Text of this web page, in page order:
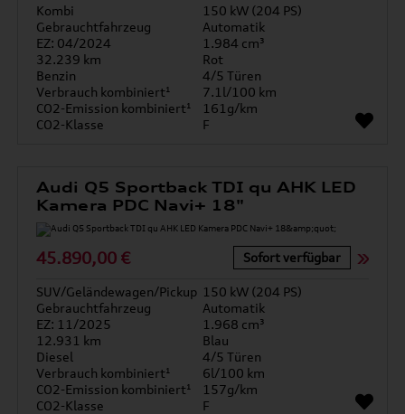
Kombi
150 kW (204 PS)
Gebrauchtfahrzeug
Automatik
EZ: 04/2024
1.984 cm³
32.239 km
Rot
Benzin
4/5 Türen
Verbrauch kombiniert¹
7.1l/100 km
CO2-Emission kombiniert¹
161g/km
CO2-Klasse
F
Audi Q5 Sportback TDI qu AHK LED
Kamera PDC Navi+ 18"
45.890,00 € Sofort verfügbar
SUV/Geländewagen/Pickup 150 kW (204 PS)
Gebrauchtfahrzeug
Automatik
EZ: 11/2025
1.968 cm³
12.931 km
Blau
Diesel
4/5 Türen
Verbrauch kombiniert¹
6l/100 km
CO2-Emission kombiniert¹
157g/km
CO2-Klasse
F